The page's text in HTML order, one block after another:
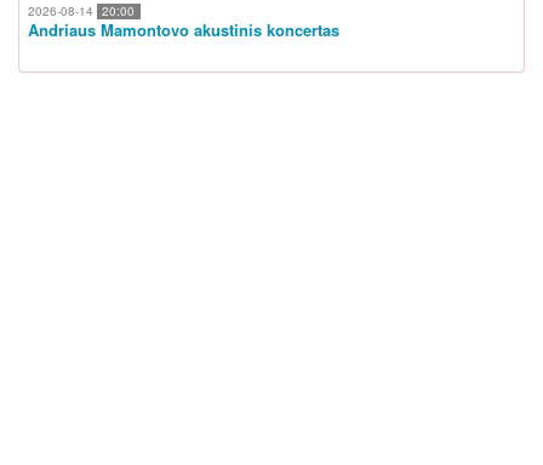
2026-08-14 20:00
Andriaus Mamontovo akustinis koncertas